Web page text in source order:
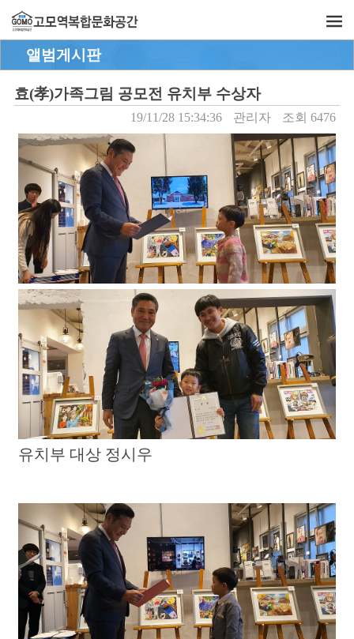
앨범게시판
효(孝)가족그림 공모전 유치부 수상자
19/11/28 15:34:36 관리자 조회 6476
유치부 대상 정시우